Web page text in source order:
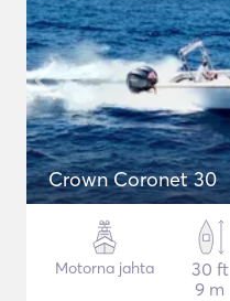
Crown Coronet 30
Motorna jahta
30 ft
9 m